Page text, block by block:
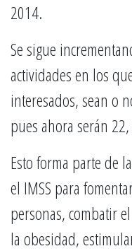
2014.
Se sigue
actividades en los
interesados, sean o
pues ahora serán
Esto forma parte de
el IMSS para
personas, combatir
la obesidad,